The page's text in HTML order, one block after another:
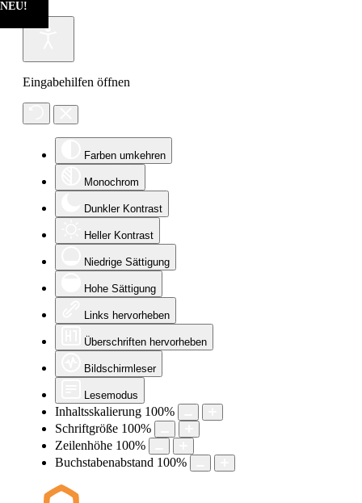
Eingabehilfen öffnen
Farben umkehren
Monochrom
Dunkler Kontrast
Heller Kontrast
Niedrige Sättigung
Hohe Sättigung
Links hervorheben
Überschriften hervorheben
Bildschirmleser
Lesemodus
Inhaltsskalierung 100%
Schriftgröße 100%
Zeilenhöhe 100%
Buchstabenabstand 100%
NEU!
NEU!
NEU!